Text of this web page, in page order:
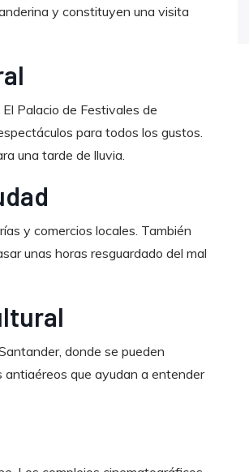
y constituyen una visita
Palacio de Festivales de
para todos los gustos.
una tarde de lluvia.
y comercios locales. También
unas horas resguardado del mal
donde se pueden
antiaéreos que ayudan a entender